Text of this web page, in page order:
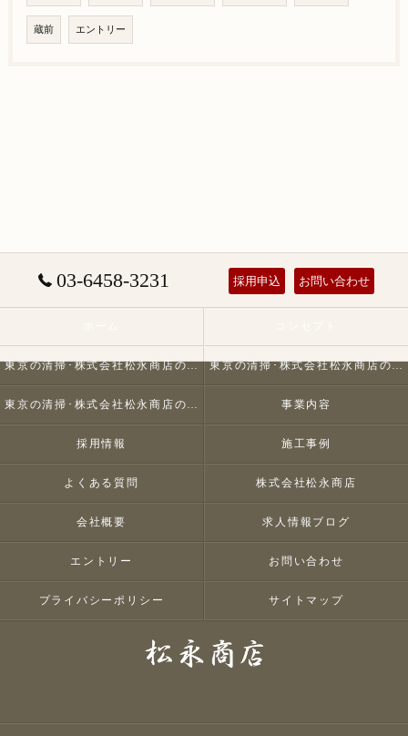
蔵前 エントリー
03-6458-3231 採用申込 お問い合わせ
東京の清掃･株式会社松永商店の口コミ情報 東京の清掃･株式会社松永商店の評判
東京の清掃･株式会社松永商店のお客様の声 事業内容
採用情報 施工事例
よくある質問 株式会社松永商店
会社概要 求人情報ブログ
エントリー お問い合わせ
プライバシーポリシー サイトマップ